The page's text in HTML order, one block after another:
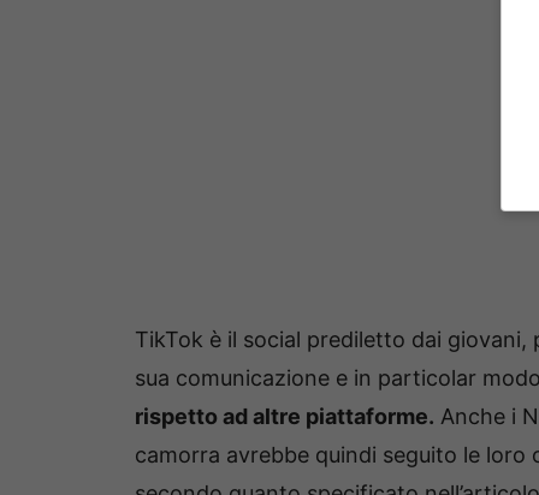
TikTok è il social prediletto dai
sua comunicazione e in particolar
rispetto ad altre piattaforme. Anche i
camorra avrebbe quindi seguito le loro